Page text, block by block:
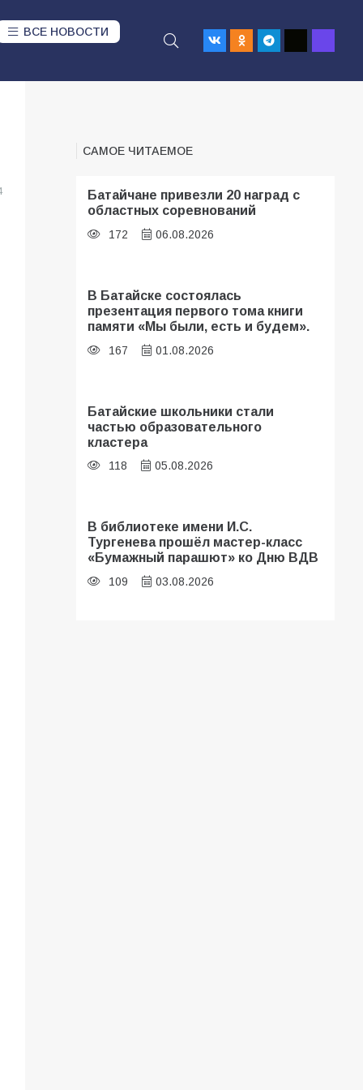
ВСЕ НОВОСТИ
САМОЕ ЧИТАЕМОЕ
Батайчане привезли 20 наград с
областных соревнований
172 06.08.2026
В Батайске состоялась
презентация первого тома книги
памяти «Мы были, есть и будем».
167 01.08.2026
Батайские школьники стали
частью образовательного
кластера
118 05.08.2026
В библиотеке имени И.С.
Тургенева прошёл мастер-класс
«Бумажный парашют» ко Дню ВДВ
109 03.08.2026